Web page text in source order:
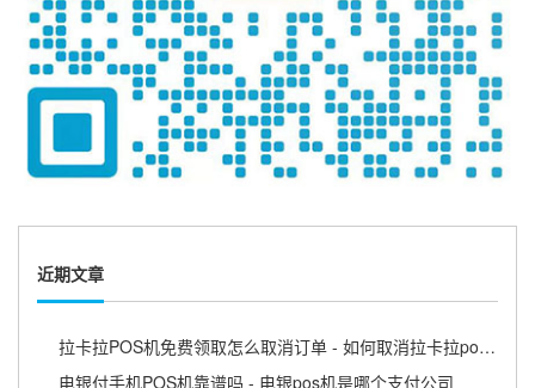
近期文章
拉卡拉POS机免费领取怎么取消订单 - 如何取消拉卡拉pos机
电银付手机POS机靠谱吗 - 电银pos机是哪个支付公司